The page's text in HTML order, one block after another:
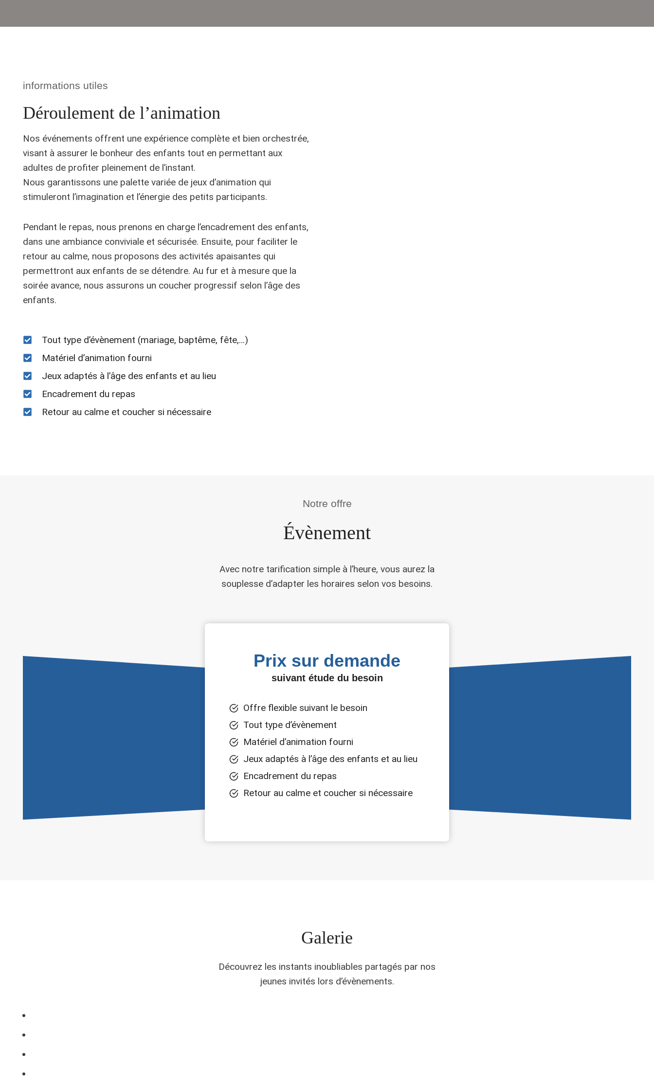
informations utiles
Déroulement de l’animation
Nos événements offrent une expérience complète et bien orchestrée,
visant à assurer le bonheur des enfants tout en permettant aux
adultes de profiter pleinement de l’instant.
Nous garantissons une palette variée de jeux d’animation qui
stimuleront l’imagination et l’énergie des petits participants.
Pendant le repas, nous prenons en charge l’encadrement des enfants,
dans une ambiance conviviale et sécurisée. Ensuite, pour faciliter le
retour au calme, nous proposons des activités apaisantes qui
permettront aux enfants de se détendre. Au fur et à mesure que la
soirée avance, nous assurons un coucher progressif selon l’âge des
enfants.
Tout type d’évènement (mariage, baptême, fête,…)
Matériel d’animation fourni
Jeux adaptés à l’âge des enfants et au lieu
Encadrement du repas
Retour au calme et coucher si nécessaire
Notre offre
Évènement
Avec notre tarification simple à l’heure, vous aurez la
souplesse d’adapter les horaires selon vos besoins.
Prix sur demande
suivant étude du besoin
Offre flexible suivant le besoin
Tout type d’évènement
Matériel d’animation fourni
Jeux adaptés à l’âge des enfants et au lieu
Encadrement du repas
Retour au calme et coucher si nécessaire
Galerie
Découvrez les instants inoubliables partagés par nos
jeunes invités lors d’évènements.